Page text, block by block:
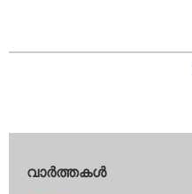
വാര്‍ത്തകള്‍